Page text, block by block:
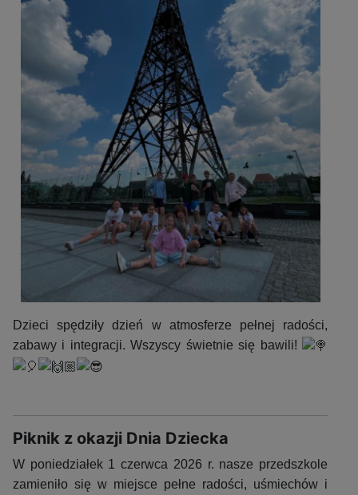
Dzieci spędziły dzień w atmosferze pełnej radości,
zabawy i integracji. Wszyscy świetnie się bawili!
Piknik z okazji Dnia Dziecka
W poniedziałek 1 czerwca 2026 r. nasze przedszkole
zamieniło się w miejsce pełne radości, uśmiechów i